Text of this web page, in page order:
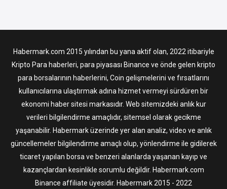
Habermark.com 2015 yılından bu yana aktif olan, 2022 itibariyle
Kripto Para haberleri, para piyasası Binance ve önde gelen kripto
para borsalarının haberlerini, Coin gelişmelerini ve fırsatlarını
kullanıcılarına ulaştırmak adına hizmet vermeyi sürdüren bir
ekonomi haber sitesi markasıdır. Web sitemizdeki anlık kur
verileri bilgilendirme amaçlıdır, sitemsel olarak gecikme
yaşanabilir. Habermark üzerinde yer alan analiz, video ve anlık
güncellemeler bilgilendirme amaçlı olup, yönlendirme ile gidilerek
ticaret yapılan borsa ve benzeri alanlarda yaşanan kayıp ve
kazançlardan kesinlikle sorumlu değildir. Habermark.com
Binance affiliate üyesidir. Habermark 2015 - 2022